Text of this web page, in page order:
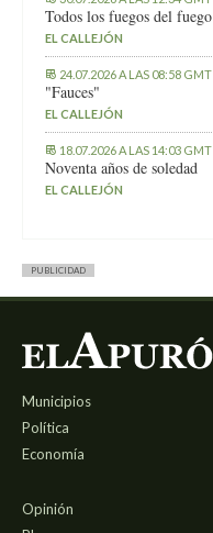
Todos los fuegos del fuego
EL CALLEJÓN
24.07.2026 A LAS 08:58 GMT
"Fauces"
EL CALLEJÓN
18.07.2026 A LAS 14:03 GMT
Noventa años de soledad
EL CALLEJÓN
PUBLICIDAD
Municipios
Política
Economía
Opinión